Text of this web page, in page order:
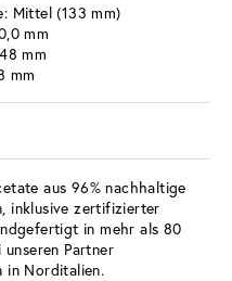
Mittel (133 mm)
mm
mm
mm
aus 96% nachhaltige
inklusive zertifizierter
in mehr als 80
Partner
in Norditalien.